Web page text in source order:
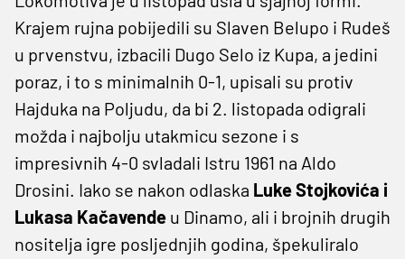
Krajem rujna pobijedili su Slaven Belupo i Rudeš
u prvenstvu, izbacili Dugo Selo iz Kupa, a jedini
poraz, i to s minimalnih 0-1, upisali su protiv
Hajduka na Poljudu, da bi 2. listopada odigrali
možda i najbolju utakmicu sezone i s
impresivnih 4-0 svladali Istru 1961 na Aldo
Drosini. Iako se nakon odlaska Luke Stojkovića i
Lukasa Kačavende u Dinamo, ali i brojnih drugih
nositelja igre posljednjih godina, špekuliralo